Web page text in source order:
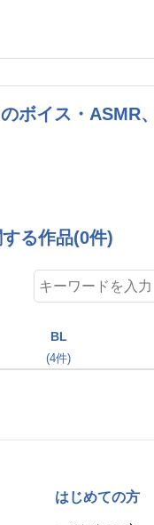
ボイス・ASMR
る作品(0件)
BL
(4件)
はじめての方